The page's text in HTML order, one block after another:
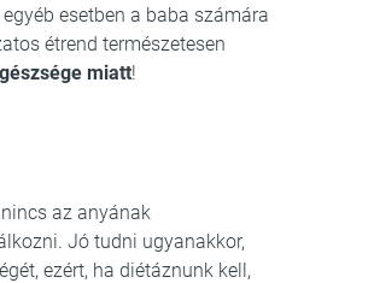
esetben a baba számára
étrend természetesen
miatt!
az anyának
Jó tudni ugyanakkor,
ezért, ha diétáznunk kell,